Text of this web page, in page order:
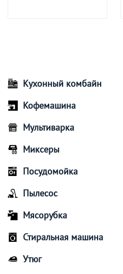
Кухонный комбайн
Кофемашина
Мультиварка
Миксеры
Посудомойка
Пылесос
Мясорубка
Стиральная машина
Утюг